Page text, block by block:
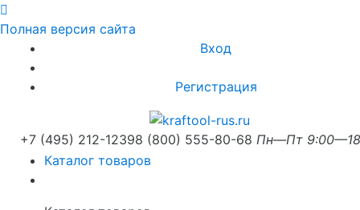
Полная версия сайта
Вход
Регистрация
+7 (495) 212-12398 (800) 555-80-68 Пн—Пт
Каталог товаров